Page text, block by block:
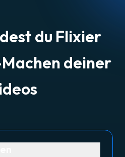
du Flixier
deiner